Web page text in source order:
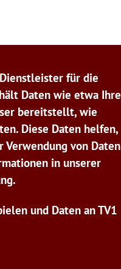
für die
Daten wie etwa Ihre
bereitstellt, wie
Diese Daten helfen,
von Daten
in unserer
und Daten an TV1